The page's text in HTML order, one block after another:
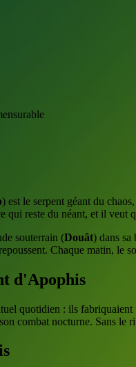
) est le serpent géant du
qui reste du néant, et il veut
souterrain (Douât) dans sa
Chaque matin, le
d'Apophis
quotidien : ils
combat nocturne. Sans le